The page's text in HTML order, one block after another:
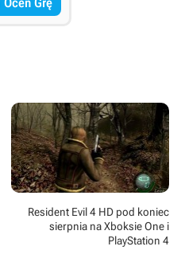
Resident Evil 4 HD pod koniec
sierpnia na Xboksie One i
PlayStation 4